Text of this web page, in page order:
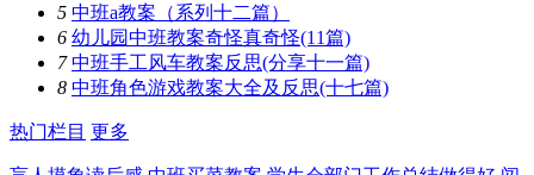
5 中班a教案（系列十二篇）
6 幼儿园中班教案奇怪真奇怪(11篇)
7 中班手工风车教案反思(分享十一篇)
8 中班角色游戏教案大全及反思(十七篇)
热门栏目 更多